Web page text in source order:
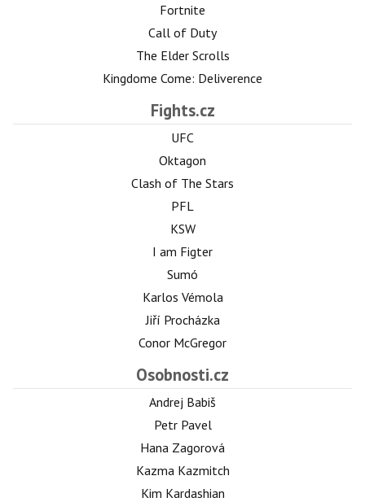
Fortnite
Call of Duty
The Elder Scrolls
Kingdome Come: Deliverence
Fights.cz
UFC
Oktagon
Clash of The Stars
PFL
KSW
I am Figter
Sumó
Karlos Vémola
Jiří Procházka
Conor McGregor
Osobnosti.cz
Andrej Babiš
Petr Pavel
Hana Zagorová
Kazma Kazmitch
Kim Kardashian